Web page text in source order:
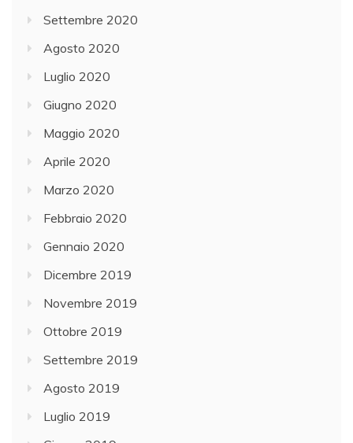
Settembre 2020
Agosto 2020
Luglio 2020
Giugno 2020
Maggio 2020
Aprile 2020
Marzo 2020
Febbraio 2020
Gennaio 2020
Dicembre 2019
Novembre 2019
Ottobre 2019
Settembre 2019
Agosto 2019
Luglio 2019